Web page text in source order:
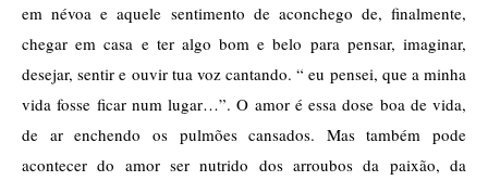
em névoa e aquele sentimento de aconchego de, finalmente,
chegar em casa e ter algo bom e belo para pensar, imaginar,
desejar, sentir e ouvir tua voz cantando. “ eu pensei, que a minha
vida fosse ficar num lugar…”. O amor é essa dose boa de vida,
de ar enchendo os pulmões cansados. Mas também pode
acontecer do amor ser nutrido dos arroubos da paixão, da